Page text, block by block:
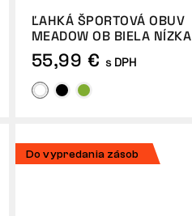
ĽAHKÁ ŠPORTOVÁ OBUV
MEADOW OB BIELA NÍZKA
55,99 € s DPH
Do vypredania zásob